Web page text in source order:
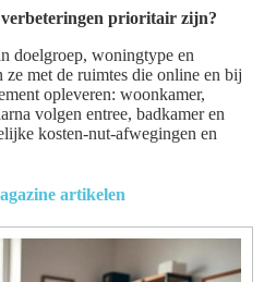
verbeteringen prioritair zijn?
doelgroep, woningtype en
met de ruimtes die online en bij
opleveren: woonkamer,
volgen entree, badkamer en
kosten‑nut-afwegingen en
artikelen